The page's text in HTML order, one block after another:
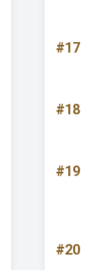
#17
#18
#19
#20